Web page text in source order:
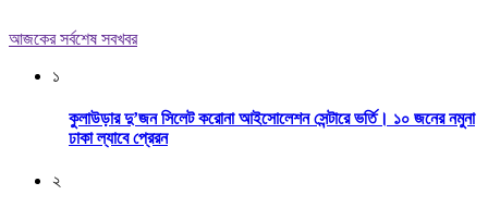
আজকের সর্বশেষ সবখবর
১
কুলাউড়ার দু’জন সিলেট করোনা আইসোলেশন সেন্টারে ভর্তি। ১০ জনের নমুনা
ঢাকা ল্যাবে প্রেরন
২